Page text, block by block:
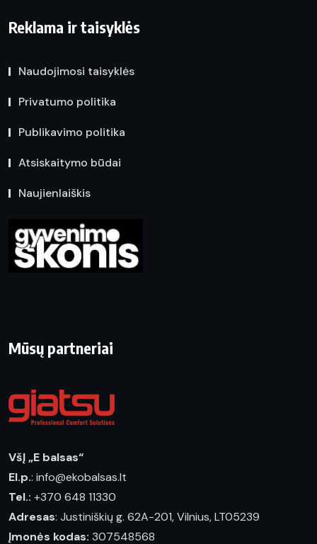
Reklama ir taisyklės
Naudojimosi taisyklės
Privatumo politika
Publikavimo politika
Atsiskaitymo būdai
Naujienlaiškis
Mūsų partneriai
VšĮ „E balsas“
El.p.: info@ekobalsas.lt
Tel.: +370 648 11330
Adresas: Justiniškių g. 62A-201, Vilnius, LT05239
Įmonės kodas: 307548568